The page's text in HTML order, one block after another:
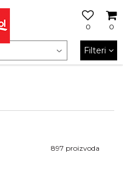
0
0
Filteri
897 proizvoda